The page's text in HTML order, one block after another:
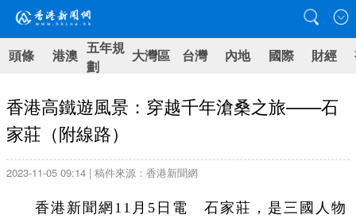
頭條 港澳 五年規
劃
大灣區 台灣 內地 國際 財經
香港高鐵遊風景：穿越千年滄桑之旅——石
家莊（附線路）
2023-11-05 09:14 | 稿件來源：香港新聞網
香港新聞網11月5日電 石家莊，是三國人物